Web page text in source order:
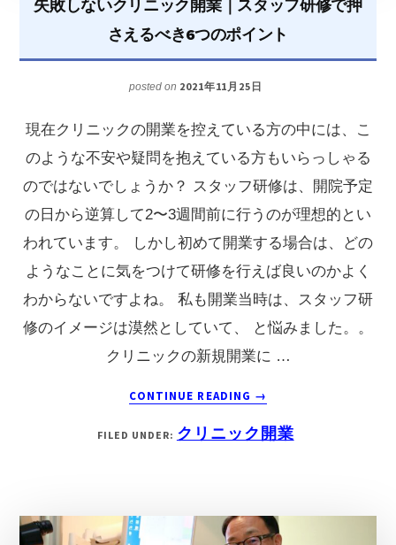
の
事
容
と
は？
求
め
ら
れ
る
役
割
を
務
失敗しないクリニック開業｜スタッフ研修で押
さえるべき6つのポイント
posted on 2021年11月25日
現在クリニックの開業を控えている方の中には、こ
のような不安や疑問を抱えている方もいらっしゃる
のではないでしょうか？ スタッフ研修は、開院予定
の日から逆算して2〜3週間前に行うのが理想的とい
われています。 しかし初めて開業する場合は、どの
ようなことに気をつけて研修を行えば良いのかよく
わからないですよね。 私も開業当時は、スタッフ研
修のイメージは漠然としていて、 と悩みました。。
クリニックの新規開業に …
CONTINUE READING ABOUT
失
い
→
FILED UNDER: クリニック開業